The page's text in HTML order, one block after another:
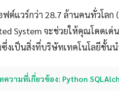
แวร์กว่า 28.7 ล้านคนทั่วโลก
System จะช่วยให้คุณโดดเ
งเป็นสิ่งที่บริษัทเทคโนโลยีชั้น
ความที่เกี่ยวข้อง: Python